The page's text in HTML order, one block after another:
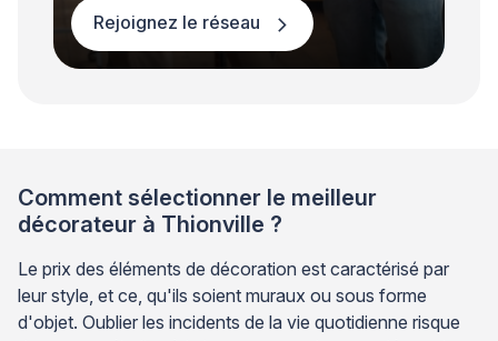
Rejoignez le réseau
Comment sélectionner le meilleur
décorateur à Thionville ?
Le prix des éléments de décoration est caractérisé par
leur style, et ce, qu'ils soient muraux ou sous forme
d'objet. Oublier les incidents de la vie quotidienne risque